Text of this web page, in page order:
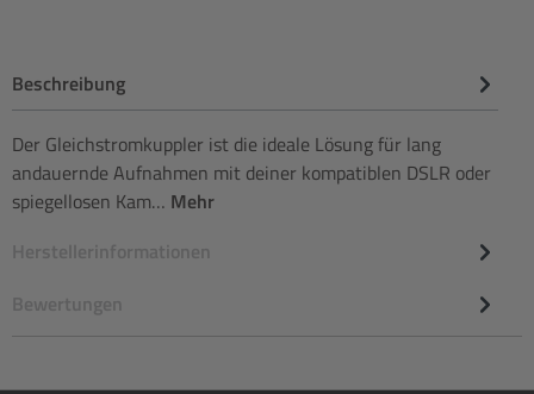
Beschreibung
Der Gleichstromkuppler ist die ideale Lösung für lang
andauernde Aufnahmen mit deiner kompatiblen DSLR oder
spiegellosen Kam… Mehr
Herstellerinformationen
Bewertungen